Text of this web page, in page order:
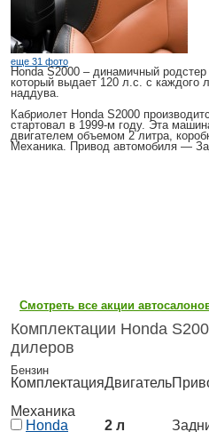
еще 31 фото
Honda S2000 – динамичный родстер
который выдает 120 л.с. с каждого
наддува.
Кабриолет Honda S2000
стартовал в 1999-м году. Эта
двигателем объемом 2 литра,
Механика. Привод автомобиля —
Смотреть все акции
Комплектации Honda
дилеров
Бензин
КомплектацияДвигатель
Механика
Honda
2 л